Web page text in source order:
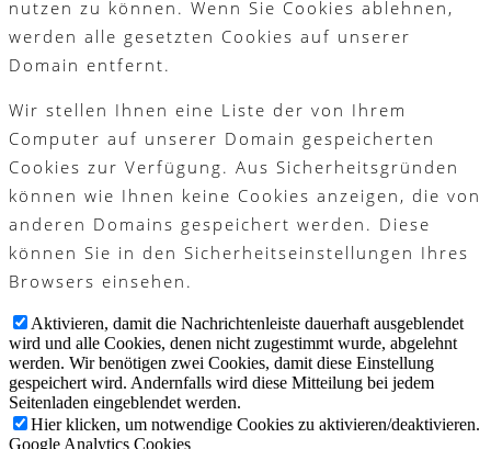
nutzen zu können. Wenn Sie Cookies ablehnen,
werden alle gesetzten Cookies auf unserer
Domain entfernt.
Wir stellen Ihnen eine Liste der von Ihrem
Computer auf unserer Domain gespeicherten
Cookies zur Verfügung. Aus Sicherheitsgründen
können wie Ihnen keine Cookies anzeigen, die von
anderen Domains gespeichert werden. Diese
können Sie in den Sicherheitseinstellungen Ihres
Browsers einsehen.
Aktivieren, damit die Nachrichtenleiste dauerhaft ausgeblendet
wird und alle Cookies, denen nicht zugestimmt wurde, abgelehnt
werden. Wir benötigen zwei Cookies, damit diese Einstellung
gespeichert wird. Andernfalls wird diese Mitteilung bei jedem
Seitenladen eingeblendet werden.
Hier klicken, um notwendige Cookies zu aktivieren/deaktivieren.
Google Analytics Cookies